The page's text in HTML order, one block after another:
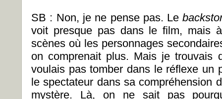
SB : Non, je ne pense pas. Le
voit presque pas dans le film, mais
scènes où les personnages
on comprenait plus. Mais je trouvais
voulais pas tomber dans le réflexe un
le spectateur dans sa compréhension
mystère. Là, on ne sait pas